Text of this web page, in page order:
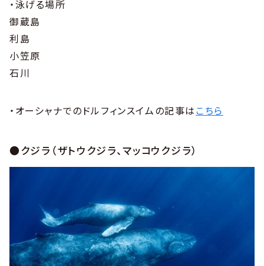
・泳げる場所
御蔵島
利島
小笠原
石川
・オーシャナでのドルフィンスイムの記事はこちら
●クジラ（ザトウクジラ、マッコウクジラ）